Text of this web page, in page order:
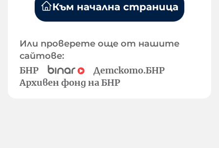
Към начална страница
Или проверете още от нашите
сайтове:
БНР
Детското.БНР
Архивен фонд на БНР